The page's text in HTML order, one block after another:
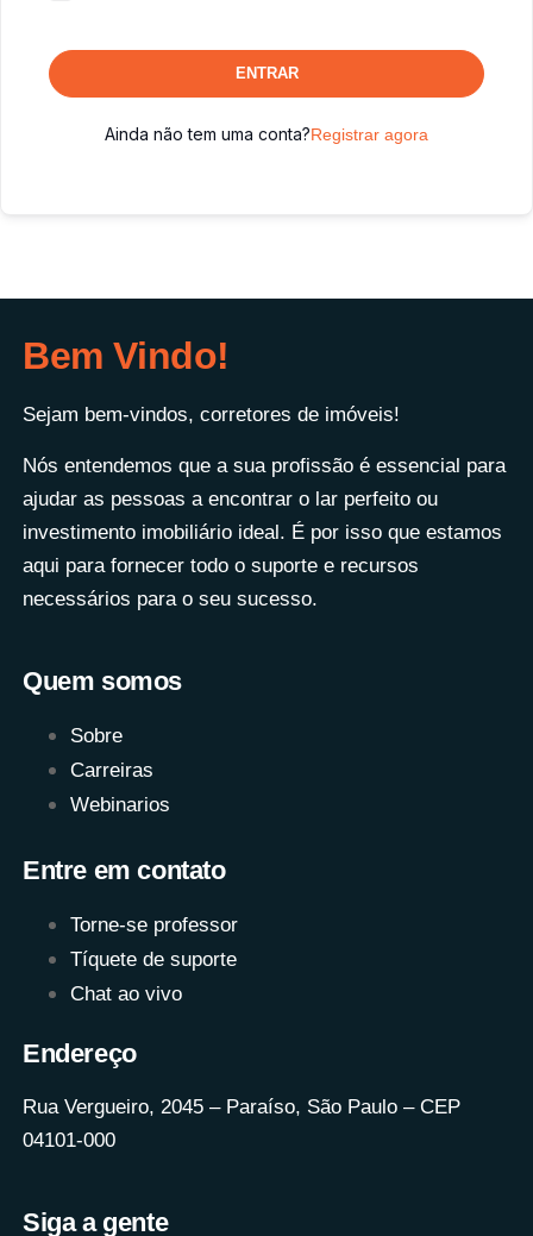
ENTRAR
Ainda não tem uma conta?Registrar agora
Bem Vindo!
Sejam bem-vindos, corretores de imóveis!
Nós entendemos que a sua profissão é essencial para
ajudar as pessoas a encontrar o lar perfeito ou
investimento imobiliário ideal. É por isso que estamos
aqui para fornecer todo o suporte e recursos
necessários para o seu sucesso.
Quem somos
Sobre
Carreiras
Webinarios
Entre em contato
Torne-se professor
Tíquete de suporte
Chat ao vivo
Endereço
Rua Vergueiro, 2045 – Paraíso, São Paulo – CEP
04101-000
Siga a gente